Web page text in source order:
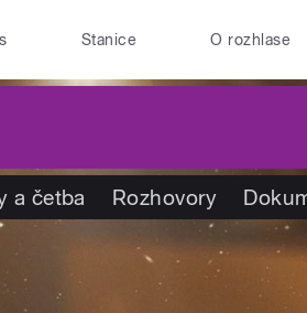
Stanice O rozhlase
a četba Rozhovory